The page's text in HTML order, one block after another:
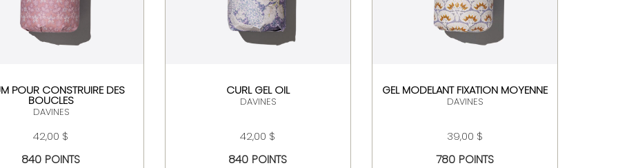
POUR CONSTRUIRE DES
BOUCLES
DAVINES
42,00 $
840 POINTS
CURL GEL OIL
DAVINES
42,00 $
840 POINTS
GEL MODELANT FIXATION MOYENNE
DAVINES
39,00 $
780 POINTS